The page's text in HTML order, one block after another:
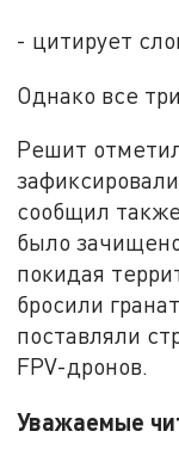
- цитирует
Однако все
Решит
сообщил
было
покидая
бросили
поставляли
FPV-дронов.
Уважаемые